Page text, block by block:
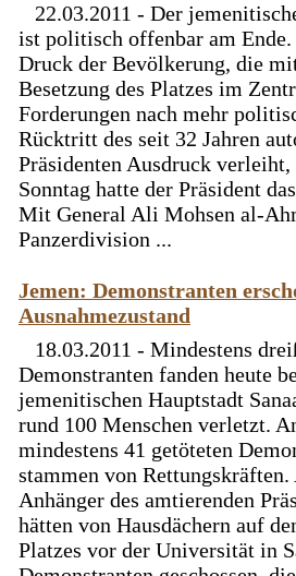
22.03.2011 - Der
ist politisch offenbar am
Druck der Bevölkerung, die
Besetzung des Platzes im
Forderungen nach mehr
Rücktritt des seit 32 Jahren
Präsidenten Ausdruck
Sonntag hatte der Präsident
Mit General Ali Mohsen al-
Panzerdivision ...
Jemen: Demonstranten
Ausnahmezustand
18.03.2011 - Mindestens
Demonstranten fanden heute
jemenitischen Hauptstadt
rund 100 Menschen verletzt.
mindestens 41 getöteten
stammen von
Anhänger des amtierenden
hätten von Hausdächern auf
Platzes vor der Universität in